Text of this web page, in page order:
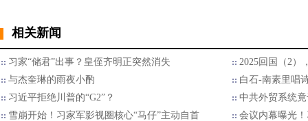
相关新闻
习家“储君”出事？皇侄齐明正突然消失
2025回国（2）
与杰奎琳的雨夜小酌
白石-南素里唱
习近平拒绝川普的“G2”？
中共外贸系统
雪崩开始！习家军影视圈核心“马仔”主动自首
会议内幕曝光